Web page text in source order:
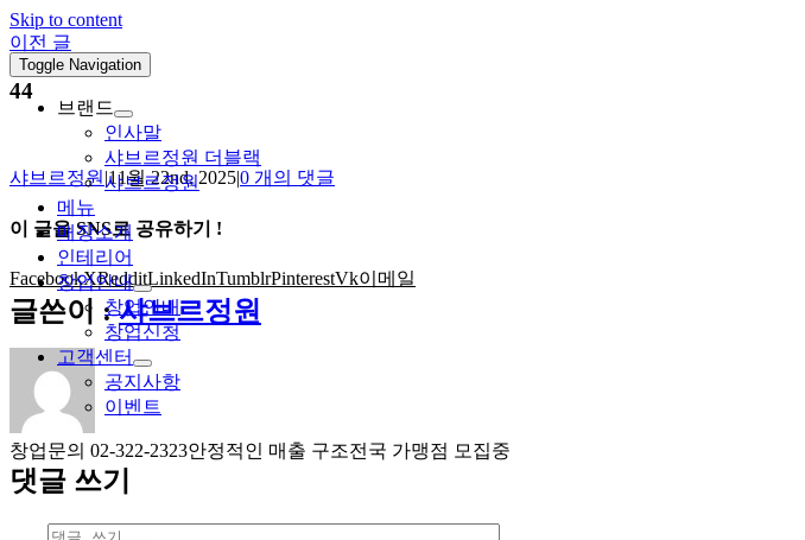
Skip to content
Toggle Navigation
브랜드
인사말
샤브르정원 더블랙
샤브르정원
메뉴
매장소개
인테리어
창업안내
창업안내
창업신청
고객센터
공지사항
이벤트
창업문의 02-322-2323안정적인 매출 구조전국 가맹점 모집중
이전 글
44
샤브르정원|11월 22nd, 2025|0 개의 댓글
이 글을 SNS로 공유하기 !
FacebookXRedditLinkedInTumblrPinterestVk이메일
글쓴이 :샤브르정원
댓글 쓰기